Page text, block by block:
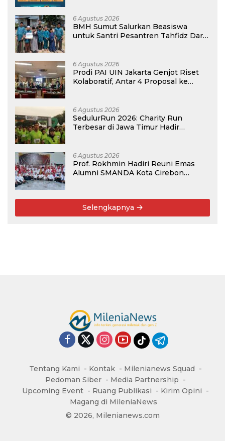
6 Agustus 2026
BMH Sumut Salurkan Beasiswa
untuk Santri Pesantren Tahfidz Darul
6 Agustus 2026
Prodi PAI UIN Jakarta Genjot Riset
Kolaboratif, Antar 4 Proposal ke
6 Agustus 2026
SedulurRun 2026: Charity Run
Terbesar di Jawa Timur Hadir
Guru Honorer
6 Agustus 2026
Prof. Rokhmin Hadiri Reuni Emas
Alumni SMANDA Kota Cirebon
Selengkapnya
Tentang Kami Kontak
Milenianews Squad
Pedoman Siber
Media Partnership
Upcoming Event
Ruang Publikasi
Kirim Opini
Magang di MileniaNews
© 2026, Milenianews.com